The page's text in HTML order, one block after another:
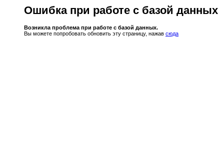
Ошибка при работе с базой данных
Возникла проблема при работе с базой данных.
Вы можете попробовать обновить эту страницу, нажав сюда